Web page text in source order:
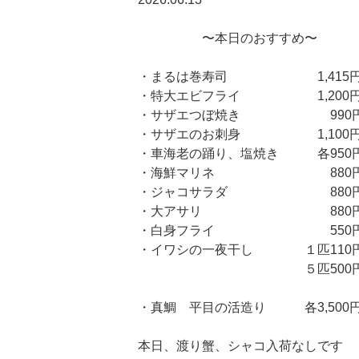
〜本日のおすすめ〜
・まるは巻寿司 1,415円
・特大エビフライ 1,200円
・サザエつぼ焼き 990
・サザエのお刺身 1,100円
・車海老の踊り、塩焼き 各950
・海鮮マリネ 880
・ジャコサラダ 880
・大アサリ 880
・白身フライ 550
・イワシの一夜干し １匹110
５匹500
・真鯛 平目の活造り 各3,500円
本日、渡り蟹、シャコ入荷なしです